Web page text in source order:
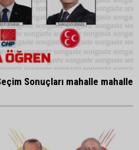
Sonuçları mahalle mahalle